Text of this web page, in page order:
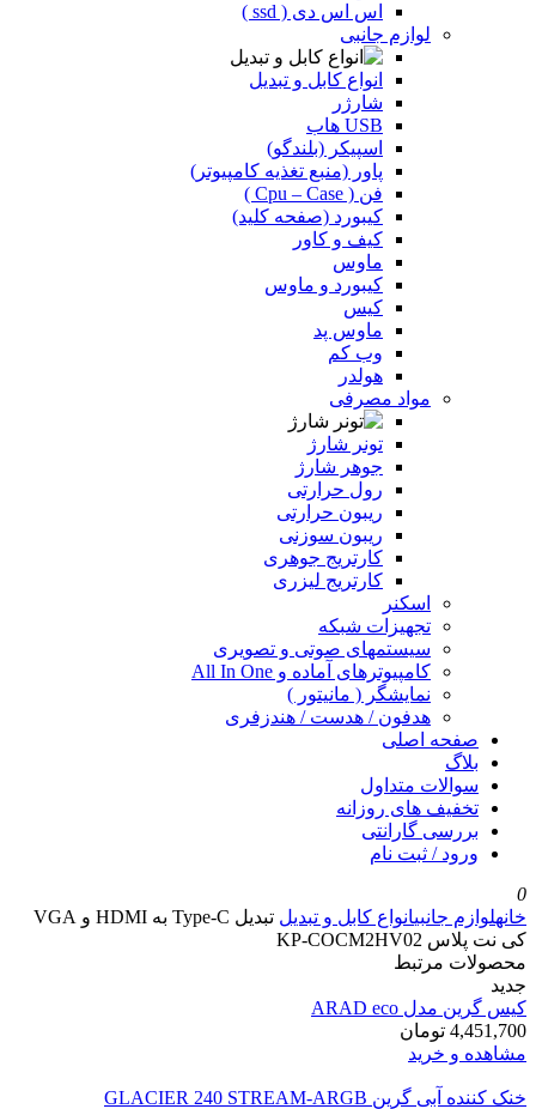
اس اس دی ( ssd )
لوازم جانبی
انواع کابل و تبدیل
شارژر
USB هاب
اسپیکر (بلندگو)
پاور (منبع تغذیه کامپیوتر)
فن ( Cpu – Case )
کیبورد (صفحه کلید)
کیف و کاور
ماوس
کیبورد و ماوس
کیس
ماوس پد
وب کم
هولدر
مواد مصرفی
تونر شارژ
جوهر شارژ
رول حرارتی
ریبون حرارتی
ریبون سوزنی
کارتریج جوهری
کارتریج لیزری
اسکنر
تجهیزات شبکه
سیستمهای صوتی و تصویری
کامپیوترهای آماده و All In One
نمایشگر ( مانیتور )
هدفون / هدست / هندزفری
صفحه اصلی
بلاگ
سوالات متداول
تخفیف های روزانه
بررسی گارانتی
ورود / ثبت نام
0
خانهلوازم جانبیانواع کابل و تبدیل
تبدیل Type-C به HDMI و VGA
کی نت پلاس KP-COCM2HV02
محصولات مرتبط
جدید
کیس گرین مدل ARAD eco
4,451,700 تومان
مشاهده و خرید
خنک کننده آبی گرین GLACIER 240 STREAM-ARGB